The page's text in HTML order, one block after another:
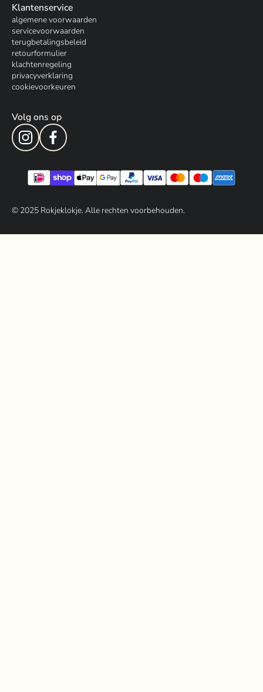
Klantenservice
algemene voorwaarden
servicevoorwaarden
terugbetalingsbeleid
retourformulier
klachtenregeling
privacyverklaring
cookievoorkeuren
Volg ons op
© 2025Rokjeklokje. Alle rechten voorbehouden.